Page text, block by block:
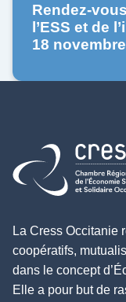
Rendez-
l’ESS et de
18
La Cress Occitanie
coopératifs,
dans le concept
Elle a pour but de